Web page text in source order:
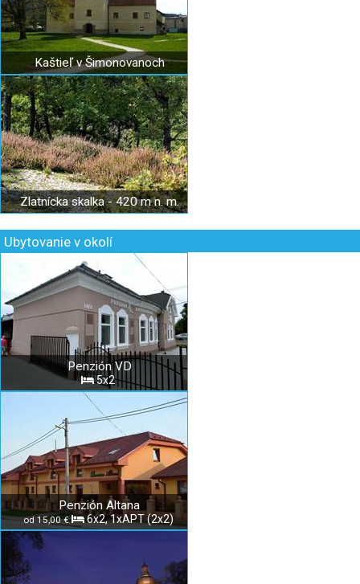
Kaštieľ v Šimonovanoch
Zlatnícka skalka - 420 m n. m.
Ubytovanie v okolí
Penzión VD
5x2
Penzión Altana
od 15,00 € 6x2, 1xAPT (2x2)